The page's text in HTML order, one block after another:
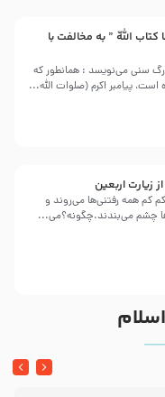
اللّه ” به مخالفت با
خفاجی مصری عالم بزرگ سنی می‌نویسد : همانطور که
است، پیامبر اکرم (صلوات اللّه...
زیارت اربعین
کم همه رفتنی‌ها می‌روند و
چشم می‌بندند.چگونه؟می‌...